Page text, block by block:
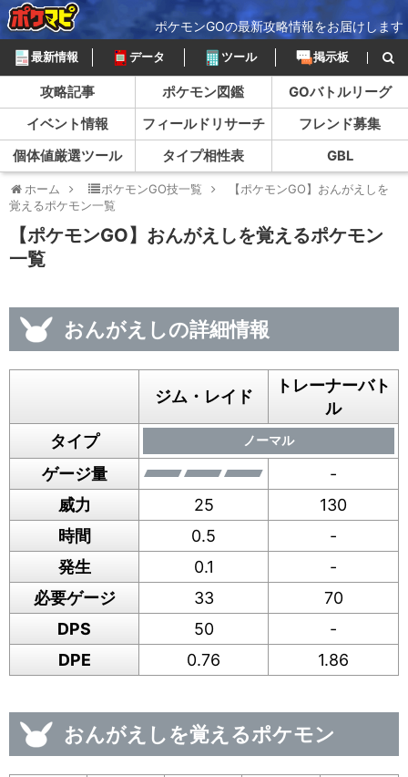
ポケモンGOの最新攻略情報をお届けします
最新情報 データ ツール 掲示板
攻略記事 ポケモン図鑑
GOバトルリーグ
イベント情報
フィールドリサーチ
フレンド募集
個体値厳選ツール
タイプ相性表 GBL
ホーム ポケモンGO技一覧
【ポケモンGO】おんがえしを
覚えるポケモン一覧
【ポケモンGO】おんがえしを覚えるポケモン
一覧
おんがえしの詳細情報
ジム・レイド
トレーナーバト
ル
タイプ
ノーマル
ゲージ量
-
威力
25
130
時間
0.5
-
発生
0.1
-
必要ゲージ
33
70
DPS
50
-
DPE
0.76 1.86
おんがえしを覚えるポケモン